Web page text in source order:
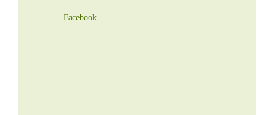
Facebook